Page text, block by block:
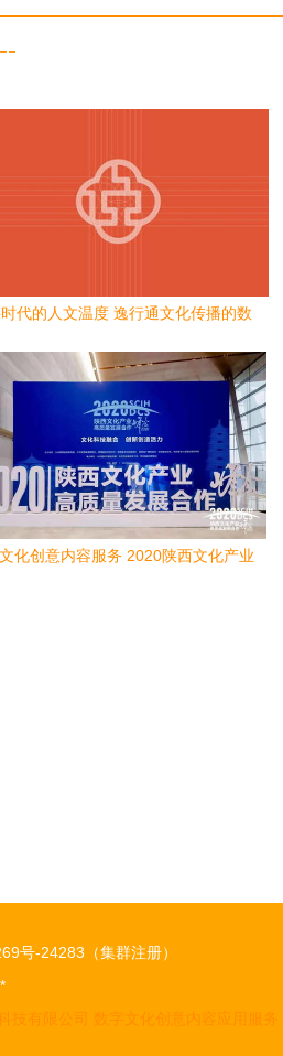
代的人文温度 逸行通文化传播的数
化创意内容服务 2020陕西文化产业
号-24283（集群注册）
技有限公司 数字文化创意内容应用服务